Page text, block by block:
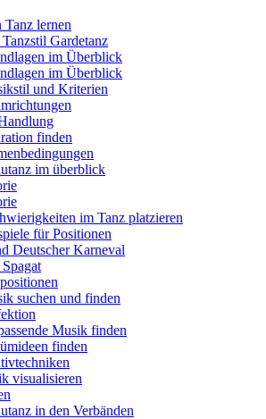
lernen
Gardetanz
im Überblick
im Überblick
und Kriterien
finden
im überblick
im Tanz platzieren
für Positionen
Deutscher Karneval
suchen und finden
Musik finden
finden
visualisieren
in den Verbänden